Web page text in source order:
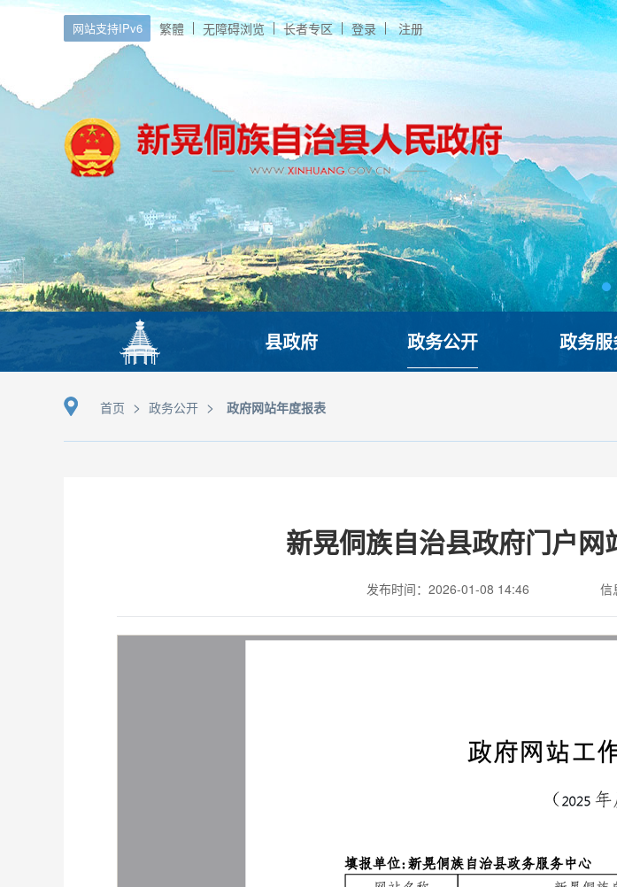
网站支持IPv6 繁體 无障碍浏览 长者专区 登录 注册
县政府 政务公开 政务
首页 > 政务公开 > 政府网站年度报表
新晃侗族自治县政府门户
发布时间：2026-01-08 14:46 信